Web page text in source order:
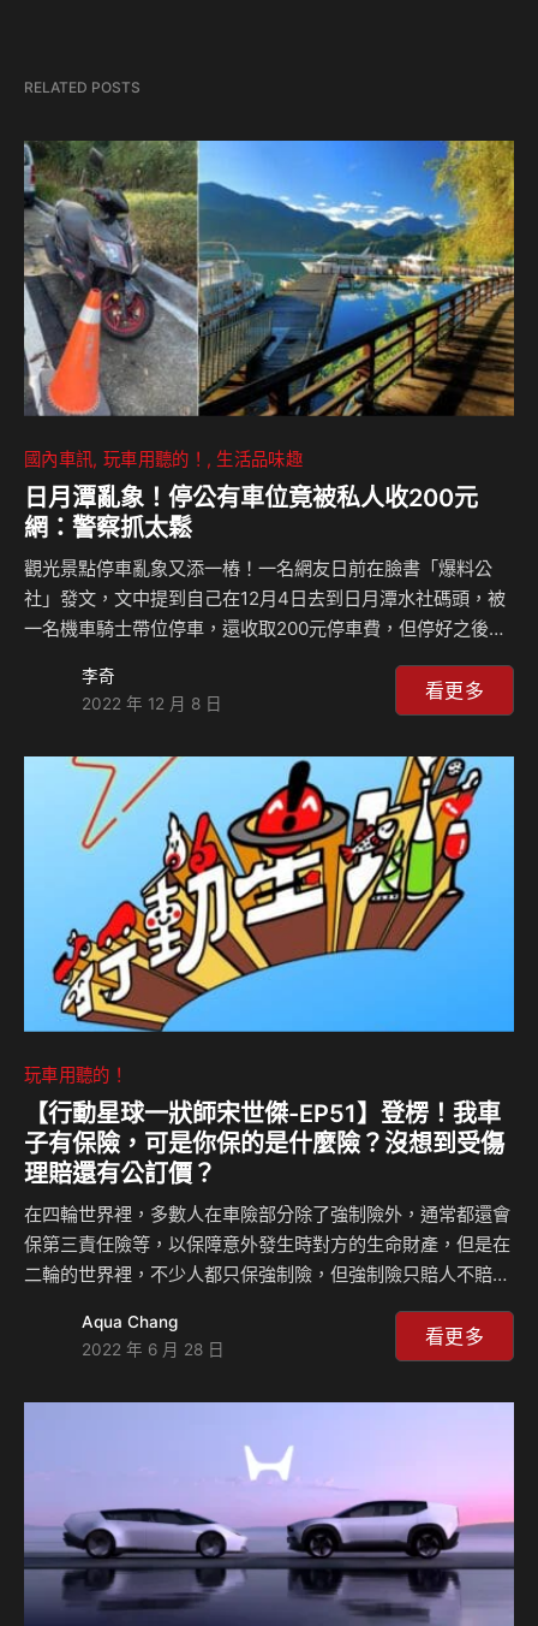
RELATED POSTS
國內車訊 玩車用聽的！ 生活品味趣
日月潭亂象！停公有車位竟被私人收200元
網：警察抓太鬆
觀光景點停車亂象又添一樁！一名網友日前在臉書「爆料公
社」發文，文中提到自己在12月4日去到日月潭水社碼頭，被
一名機車騎士帶位停車，還收取200元停車費，但停好之後才
生財工具！ 原PO在貼文裡清楚交代來龍去脈，起初一行人開
車抵達日月潭後，遇見有人帶他們去停車，並收取200元停車
士佔據，藉此向觀光客收費，整個行為相當不要臉！ 原PO當
場立刻反應，結果對方先是裝傻，之後才將一台車的費用退
還，間接證明該名騎士深知自己違法，無奈被抓包才乖乖退
錢，但相信過去已經有不少觀光客勢必都在沒注意的情況下，
李奇
2022 年 12 月 8 日
看更多
玩車用聽的！
【行動星球⼀狀師宋世傑-EP51】登楞！我車
子有保險，可是你保的是什麼險？沒想到受傷
理賠還有公訂價？
在四輪世界裡，多數人在車險部分除了強制險外，通常都還會
保第三責任險等，以保障意外發生時對方的生命財產，但是在
二輪的世界裡，不少人都只保強制險，但強制險只賠人不賠
肇事者有無保險，對方也都會理直氣壯地表示：「有」，但結
局都不是這麼盡人意，一起來聽宋狀師一年到頭經常遇到的是
算？斷一隻手賠多少錢？來聽宋狀師價碼大公開…。
Aqua Chang
2022 年 6 月 28 日
看更多